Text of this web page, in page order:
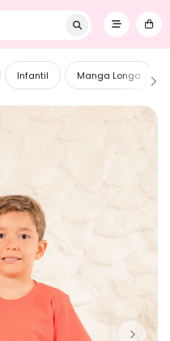
e ganhe 5% OFF! ❥
Infantil Manga Longa